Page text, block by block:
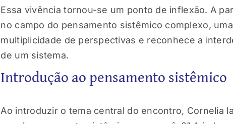
Essa vivência tornou-se um ponto de inflexão. A
no campo do pensamento sistêmico complexo,
multiplicidade de perspectivas e reconhece a
de um sistema.
Introdução ao pensamento sistêmico
Ao introduzir o tema central do encontro, Cornelia